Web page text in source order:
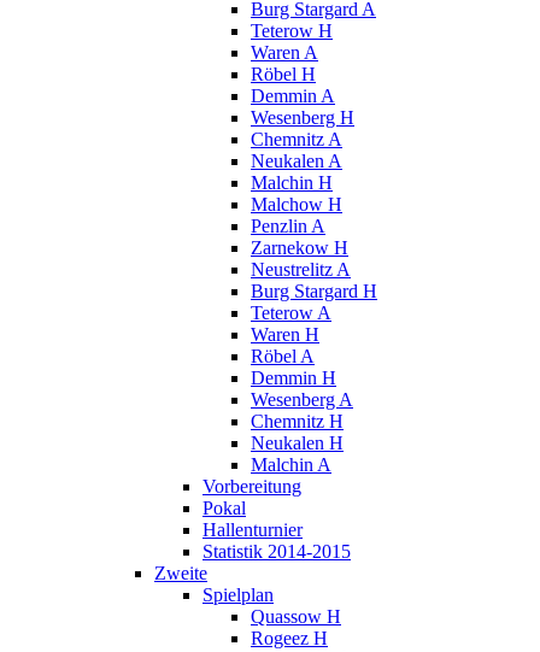
Burg Stargard A
Teterow H
Waren A
Röbel H
Demmin A
Wesenberg H
Chemnitz A
Neukalen A
Malchin H
Malchow H
Penzlin A
Zarnekow H
Neustrelitz A
Burg Stargard H
Teterow A
Waren H
Röbel A
Demmin H
Wesenberg A
Chemnitz H
Neukalen H
Malchin A
Vorbereitung
Pokal
Hallenturnier
Statistik 2014-2015
Zweite
Spielplan
Quassow H
Rogeez H